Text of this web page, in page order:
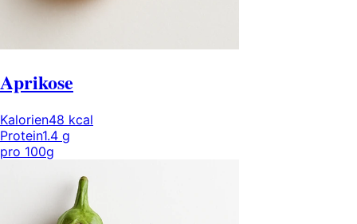
Aprikose
Kalorien48 kcal
Protein1.4 g
pro 100g